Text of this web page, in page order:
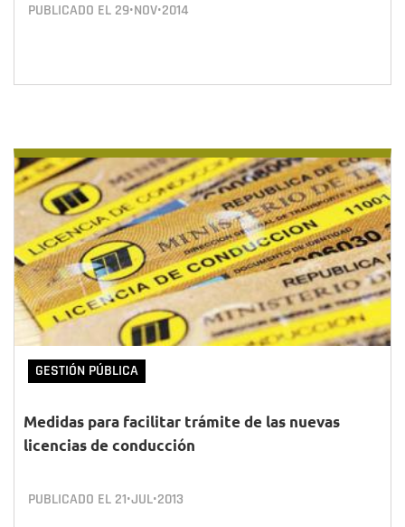
PUBLICADO EL 29•NOV•2014
GESTIÓN PÚBLICA
Medidas para facilitar trámite de las nuevas
licencias de conducción
PUBLICADO EL 21•JUL•2013